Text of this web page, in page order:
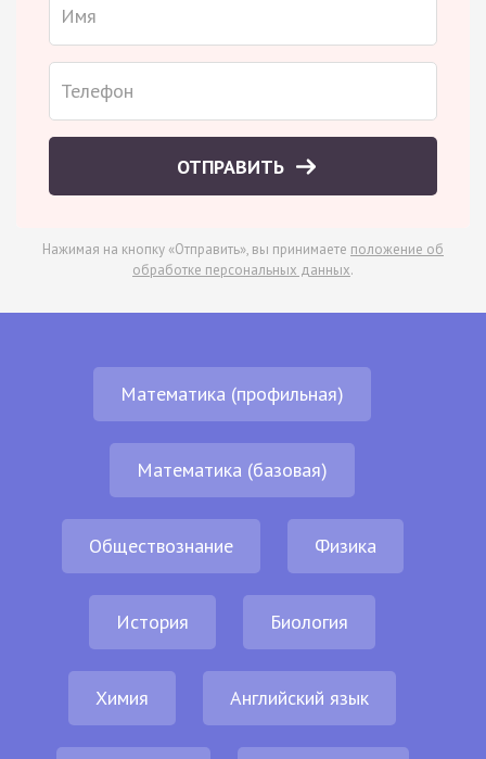
ОТПРАВИТЬ
Нажимая на кнопку «Отправить», вы принимаете положение об
обработке персональных данных.
Математика (профильная)
Математика (базовая)
Обществознание Физика
История Биология
Химия Английский язык